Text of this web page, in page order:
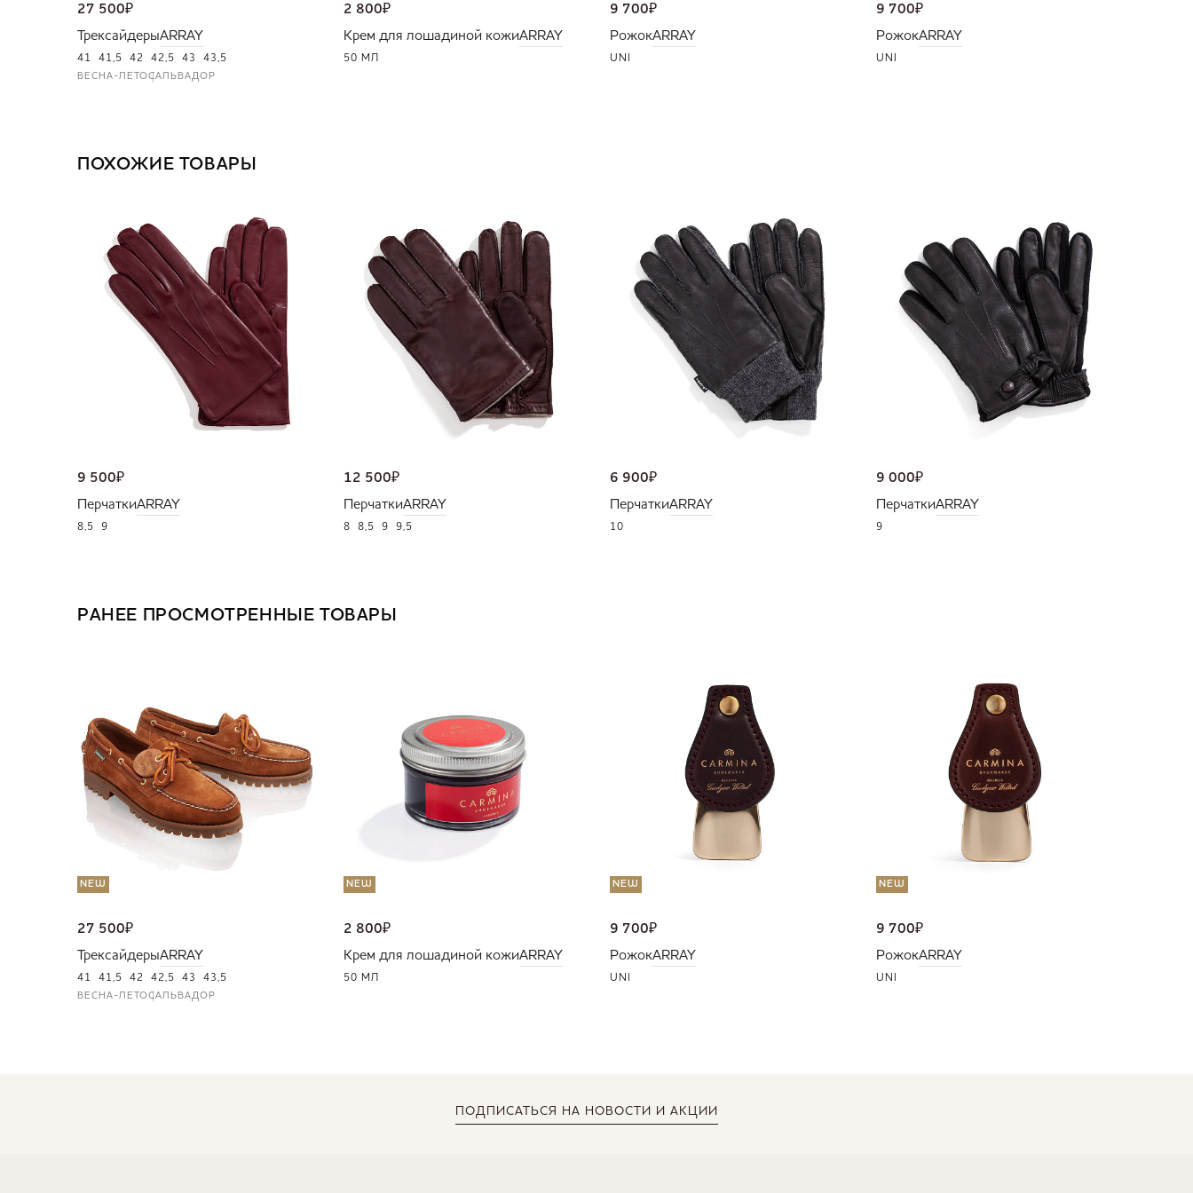
27 500₽
ТрексайдерыARRAY
41 41,5 42 42,5 43 43,5
ВЕСНА-ЛЕТОСАЛЬВАДОР
2 800₽
Крем для лошадиной кожиARRAY
50 МЛ
9 700₽
РожокARRAY
UNI
9 700₽
РожокARRAY
UNI
ПОХОЖИЕ ТОВАРЫ
9 500₽
ПерчаткиARRAY
8,5 9
12 500₽
ПерчаткиARRAY
8 8,5 9 9,5
6 900₽
ПерчаткиARRAY
10
9 000₽
ПерчаткиARRAY
9
РАНЕЕ ПРОСМОТРЕННЫЕ ТОВАРЫ
NEW
27 500₽
ТрексайдерыARRAY
41 41,5 42 42,5 43 43,5
ВЕСНА-ЛЕТОСАЛЬВАДОР
NEW
2 800₽
Крем для лошадиной кожиARRAY
50 МЛ
NEW
9 700₽
РожокARRAY
UNI
NEW
9 700₽
РожокARRAY
UNI
ПОДПИСАТЬСЯ НА НОВОСТИ И АКЦИИ